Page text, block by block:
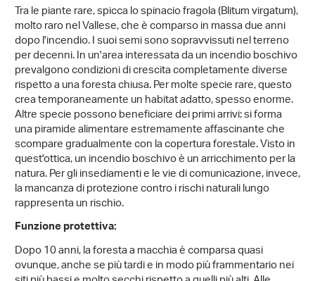
Tra le piante rare, spicca lo spinacio fragola (Blitum virgatum),
molto raro nel Vallese, che è comparso in massa due anni
dopo l'incendio. I suoi semi sono sopravvissuti nel terreno
per decenni. In un'area interessata da un incendio boschivo
prevalgono condizioni di crescita completamente diverse
rispetto a una foresta chiusa. Per molte specie rare, questo
crea temporaneamente un habitat adatto, spesso enorme.
Altre specie possono beneficiare dei primi arrivi: si forma
una piramide alimentare estremamente affascinante che
scompare gradualmente con la copertura forestale. Visto in
quest'ottica, un incendio boschivo è un arricchimento per la
natura. Per gli insediamenti e le vie di comunicazione, invece,
la mancanza di protezione contro i rischi naturali lungo
rappresenta un rischio.
Funzione protettiva:
Dopo 10 anni, la foresta a macchia è comparsa quasi
ovunque, anche se più tardi e in modo più frammentario nei